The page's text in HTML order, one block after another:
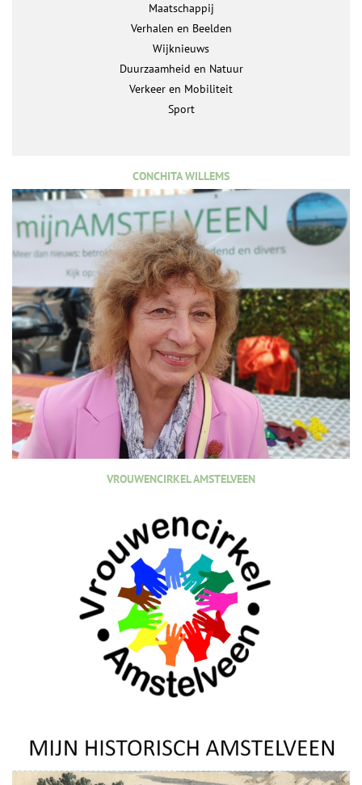
Maatschappij
Verhalen en Beelden
Wijknieuws
Duurzaamheid en Natuur
Verkeer en Mobiliteit
Sport
CONCHITA WILLEMS
VROUWENCIRKEL AMSTELVEEN